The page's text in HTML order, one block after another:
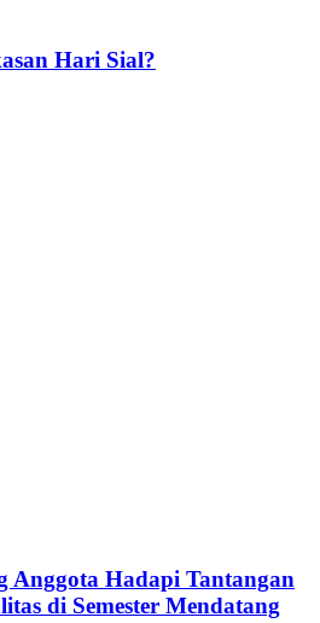
Hari Sial?
Anggota Hadapi Tantangan
di Semester Mendatang